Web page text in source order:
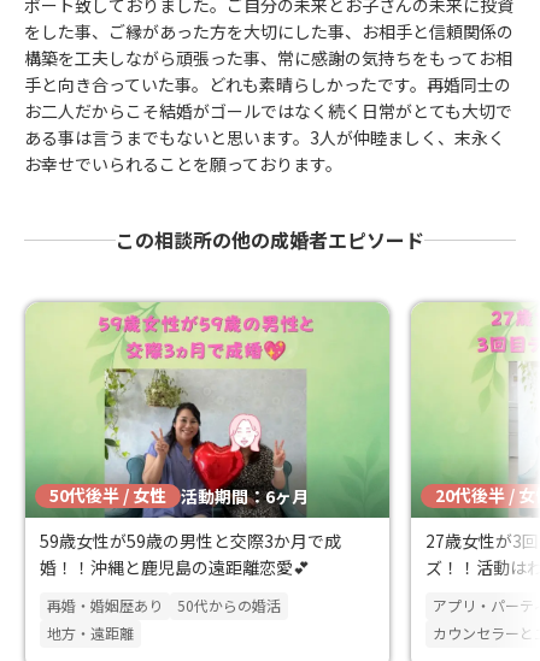
ポート致しておりました。ご自分の未来とお子さんの未来に投資
をした事、ご縁があった方を大切にした事、お相手と信頼関係の
構築を工夫しながら頑張った事、常に感謝の気持ちをもってお相
手と向き合っていた事。どれも素晴らしかったです。再婚同士の
お二人だからこそ結婚がゴールではなく続く日常がとても大切で
ある事は言うまでもないと思います。3人が仲睦ましく、末永く
お幸せでいられることを願っております。
この相談所の他の成婚者エピソード
50代後半 / 女性 活動期間：6ヶ月
59歳女性が59歳の男性と交際3か月で成
婚！！沖縄と鹿児島の遠距離恋愛💕
再婚・婚姻歴あり
50代からの婚活
地方・遠距離
20代後半 / 女
27歳女性が3
ズ！！活動は
婚！！
アプリ・パーテ
カウンセラーと